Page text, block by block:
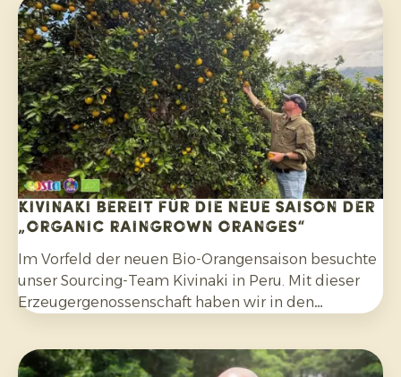
und anderen Gerichten. Darüber hinaus
entscheiden sich Verbraucher bewusster für
Zitrusfrüchte, die ohne synthetische Pestizide
angebaut und nach der Ernte nicht mit Fungiziden
behandelt wurden.
Kivinaki bereit für die neue Saison der
„Organic Raingrown Oranges“
Im Vorfeld der neuen Bio-Orangensaison besuchte
unser Sourcing-Team Kivinaki in Peru. Mit dieser
Erzeugergenossenschaft haben wir in den
Exportprogramm aufgebaut. Während des Besuchs
bereiteten wir gemeinsam die kommenden